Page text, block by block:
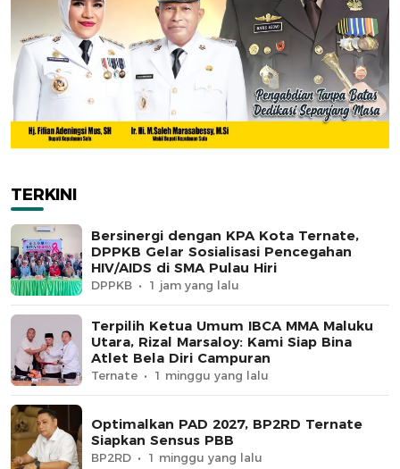
TERKINI
Bersinergi dengan KPA Kota Ternate,
DPPKB Gelar Sosialisasi Pencegahan
HIV/AIDS di SMA Pulau Hiri
DPPKB 1 jam yang lalu
Terpilih Ketua Umum IBCA MMA Maluku
Utara, Rizal Marsaloy: Kami Siap Bina
Atlet Bela Diri Campuran
Ternate 1 minggu yang lalu
Optimalkan PAD 2027, BP2RD Ternate
Siapkan Sensus PBB
BP2RD 1 minggu yang lalu